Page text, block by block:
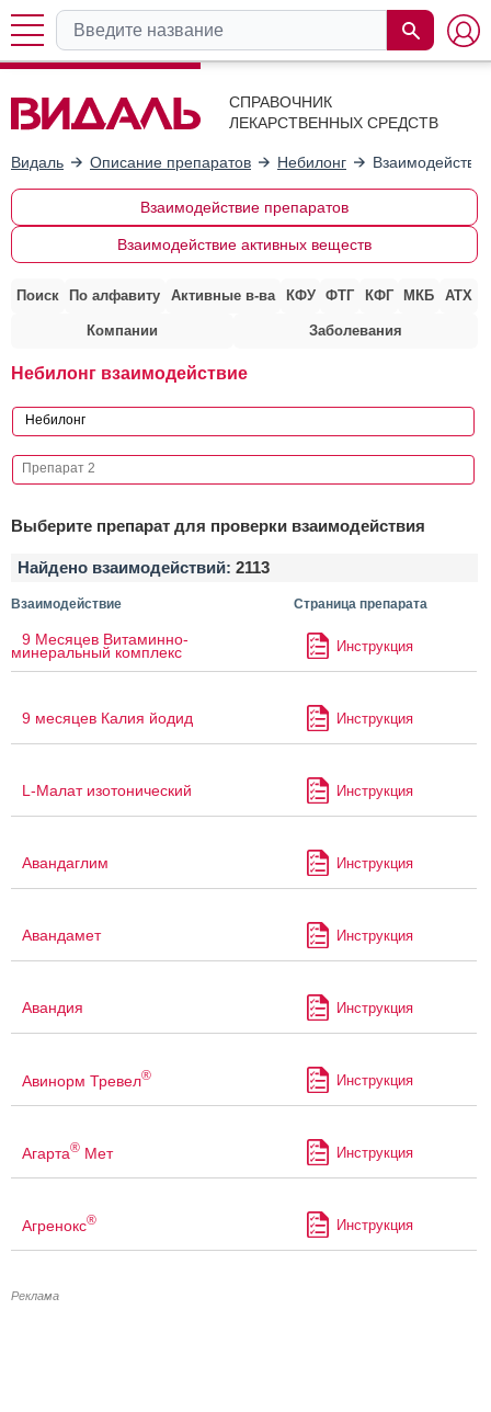
СПРАВОЧНИК
ЛЕКАРСТВЕННЫХ СРЕДСТВ
Видаль Описание препаратов Небилонг
Взаимодействие препаратов
Взаимодействие активных веществ
Поиск По алфавиту Активные в-ва КФУ ФТГ КФГ МКБ АТХ
Компании Заболевания
Небилонг взаимодействие
Выберите препарат для проверки взаимодействия
Найдено взаимодействий: 2113
Взаимодействие Страница препарата
9 Месяцев Витаминно-
минеральный комплекс Инструкция
9 месяцев Калия йодид Инструкция
L-Малат изотонический Инструкция
Авандаглим Инструкция
Авандамет Инструкция
Авандия Инструкция
Авинорм Тревел® Инструкция
Агарта® Мет Инструкция
Агренокс® Инструкция
Реклама